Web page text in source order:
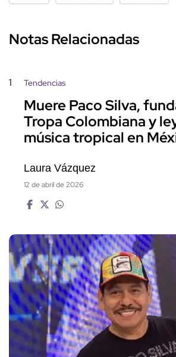
Notas Relacionadas
1 Tendencias
Muere Paco Silva,
Tropa Colombiana y
música tropical en
Laura Vázquez
12 de abril de 2026